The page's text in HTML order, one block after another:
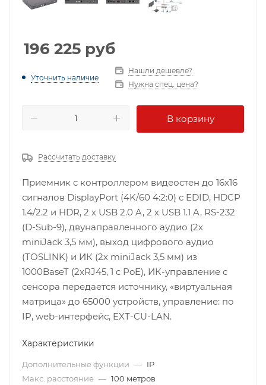
196 225 руб
Уточнить наличие
Нашли дешевле?
Нужна спец. цена?
В корзину
Рассчитать доставку
Приемник c контроллером видеостен до 16х16
сигналов DisplayPort (4K/60 4:2:0) c EDID, HDCP
1.4/2.2 и HDR, 2 х USB 2.0 A, 2 х USB 1.1 A, RS-232
(D-Sub-9), двунаправленного аудио (2х
miniJack 3,5 мм), выход цифрового аудио
(TOSLINK) и ИК (2х miniJack 3,5 мм) из
1000BaseT (2хRJ45, 1 c PoE), ИК-управление с
сенсора передается источнику, «виртуальная
матрица» до 65000 устройств, управление: по
IP, web-интерфейс, EXT-CU-LAN.
Характеристики
Дополнительные функции — IP
Макс. расстояние — 100 метров